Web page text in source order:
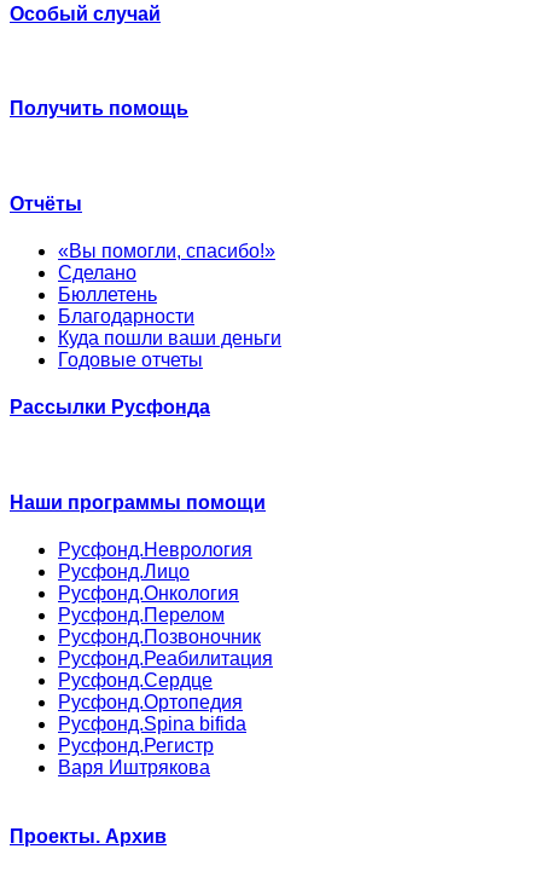
Особый случай
Получить помощь
Отчёты
«Вы помогли, спасибо!»
Сделано
Бюллетень
Благодарности
Куда пошли ваши деньги
Годовые отчеты
Рассылки Русфонда
Наши программы помощи
Русфонд.Неврология
Русфонд.Лицо
Русфонд.Онкология
Русфонд.Перелом
Русфонд.Позвоночник
Русфонд.Реабилитация
Русфонд.Сердце
Русфонд.Ортопедия
Русфонд.Spina bifida
Русфонд.Регистр
Варя Иштрякова
Проекты. Архив